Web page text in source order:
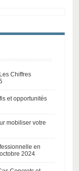
Chiffres
et opportunités
mobiliser votre
en
2024